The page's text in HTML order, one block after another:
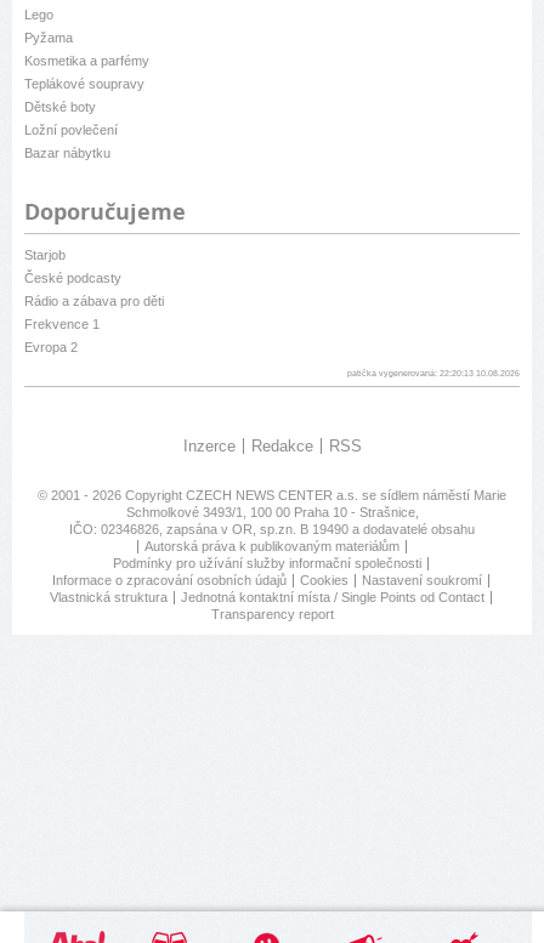
Lego
Pyžama
Kosmetika a parfémy
Teplákové soupravy
Dětské boty
Ložní povlečení
Bazar nábytku
Doporučujeme
Starjob
České podcasty
Rádio a zábava pro děti
Frekvence 1
Evropa 2
patička vygenerovaná: 22:20:13 10.08.2026
Inzerce Redakce RSS
© 2001 - 2026 Copyright CZECH NEWS CENTER a.s. se sídlem náměstí Marie
Schmolkové 3493/1, 100 00 Praha 10 - Strašnice,
IČO: 02346826, zapsána v OR, sp.zn. B 19490 a dodavatelé obsahu
Autorská práva k publikovaným materiálům
Podmínky pro užívání služby informační společnosti
Informace o zpracování osobních údajů
Cookies
Nastavení soukromí
Vlastnická struktura
Jednotná kontaktní místa / Single Points od Contact
Transparency report